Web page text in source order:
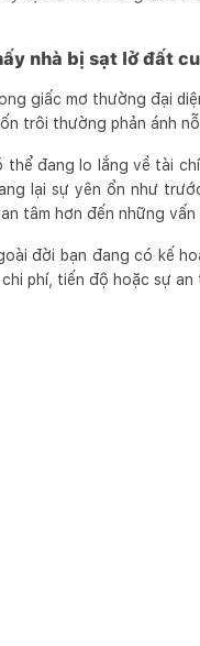
nhà bị sạt lở đất
giấc mơ thường đại
trôi thường phản ánh
thể đang lo lắng về tài
lại sự yên ổn như
tâm hơn đến những
đời bạn đang có kế
phí, tiến độ hoặc sự